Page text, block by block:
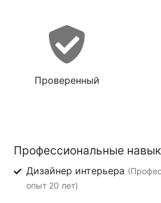
Проверенный
Профессиональные
Дизайнер интерьера
опыт 20 лет)